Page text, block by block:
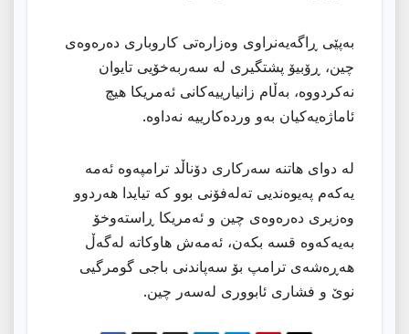
بەپێی ڕاگەیەنراوی وەزارەتی كاروباری دەرەوەی
چین، ڕۆبیۆ پشتگیری لە سەربەخۆیی تایوان
نەكردووە، بەڵام زانیارییەكانی ئەمریكا هیچ
ئاماژەیەكیان بەو وردەكارییە نەداوە.
لە دوای هاتنە سەركاری دۆناڵد ترامپەوە ئەمە
یەكەم پەیوەندیی تەلەفۆنی بوو كە تیایدا هەردوو
وەزیری دەرەوەی چین و ئەمریكا ڕاستەوخۆ
بەیەكەوە قسە بكەن، ئەمەش هاوكاتە لەگەڵ
هەڕەشەی ترامپ بۆ سەپاندنی باجی گومرگیی
نوێ و فشاری ئابووری لەسەر چین.